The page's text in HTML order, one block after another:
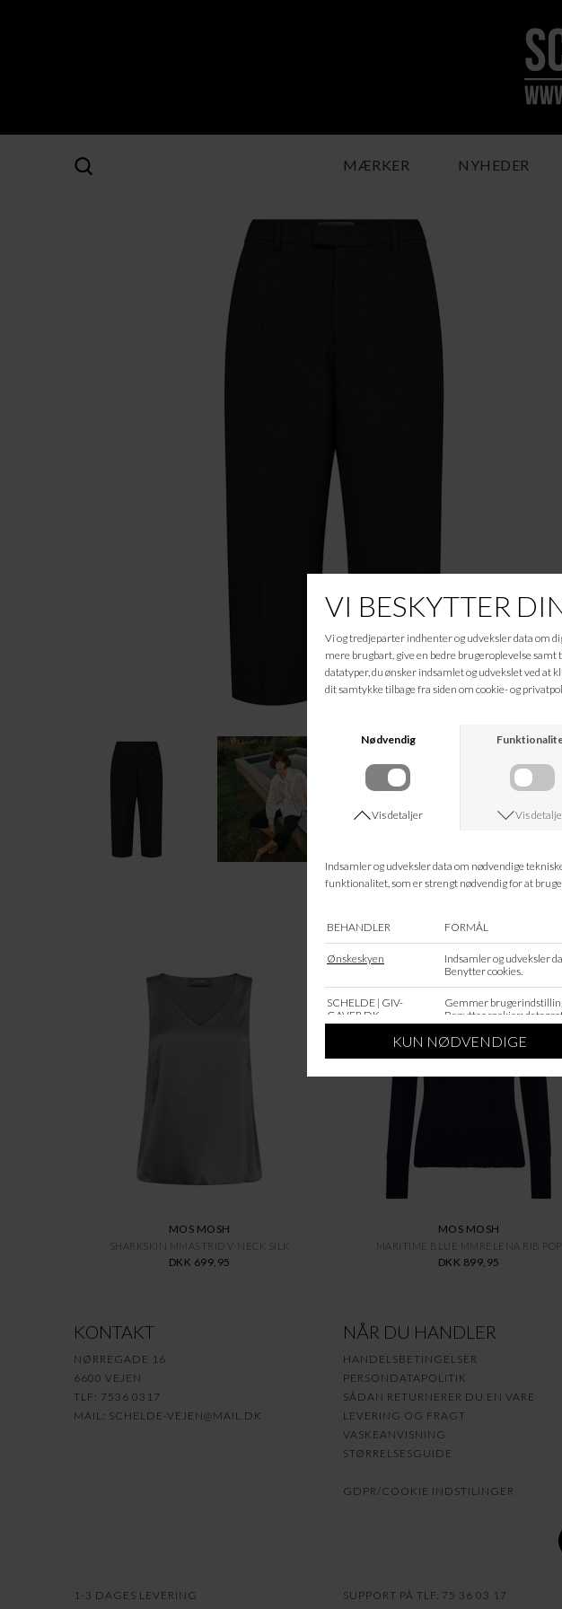
MÆRKER NYHEDER
MOS MOSH
SHARKSKIN MMASTRID V-NECK SILK
DKK 699,95
MOS MOSH
MARITIME BLUE MMRELENA RIB POP
DKK 899,95
KONTAKT
NØRREGADE 16
6600 VEJEN
TLF: 7536 0317
MAIL: SCHELDE-VEJEN@MAIL.DK
NÅR DU HANDLER
HANDELSBETINGELSER
PERSONDATAPOLITIK
SÅDAN RETURNERER DU EN VARE
LEVERING OG FRAGT
VASKEANVISNING
STØRRELSESGUIDE
GDPR/COOKIE INDSTILINGER
1-3 DAGES LEVERING SUPPORT PÅ TLF. 75 36 03 17